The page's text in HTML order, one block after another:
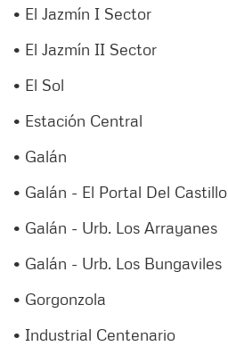
• El Jazmín I Sector
• El Jazmín II Sector
• El Sol
• Estación Central
• Galán
• Galán - El Portal Del Castillo
• Galán - Urb. Los Arrayanes
• Galán - Urb. Los Bungaviles
• Gorgonzola
• Industrial Centenario